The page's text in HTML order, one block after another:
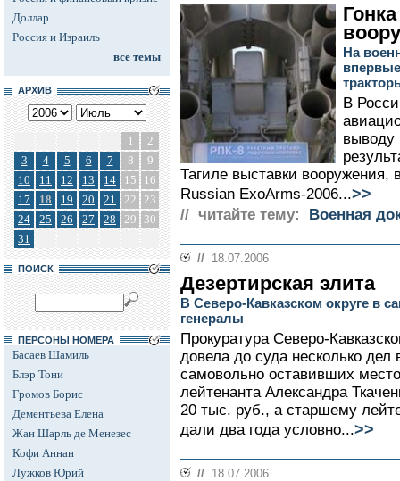
Доллар
Россия и Израиль
все темы
АРХИВ
1
2
3
4 5 6 7 8
9
10
11 12 13 14 15
16
17
18 19 20 21 22 23
24
25 26 27 28 29
30
31
ПОИСК
ПЕРСОНЫ НОМЕРА
Басаев Шамиль
Блэр Тони
Громов Борис
Дементьева Елена
Жан Шарль де Менезес
Кофи Аннан
Лужков Юрий
На
В
выводу
Тагиле выставки вооружения,
Russian ExoArms-2006...>>
// читайте тему: Военная
// 18.07.2006
Дезертирская элита
В Северо-Кавказском округе в
генералы
Прокуратура Северо-
довела до суда несколько
самовольно оставивших
лейтенанта Александра
20 тыс. руб., а старшему
дали два года условно...>>
// 18.07.2006